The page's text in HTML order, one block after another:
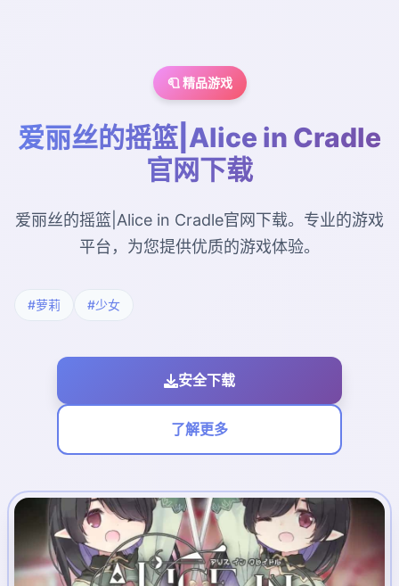
🧻 精品游戏
爱丽丝的摇篮|Alice in Cradle
官网下载
爱丽丝的摇篮|Alice in Cradle官网下载。专业的游戏
平台，为您提供优质的游戏体验。
#萝莉 #少女
安全下载
了解更多